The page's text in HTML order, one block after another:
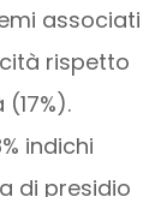
associati
rispetto
indichi
di presidio